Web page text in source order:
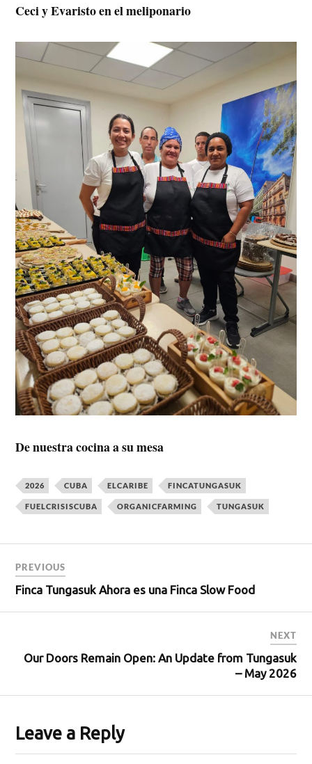
Ceci y Evaristo en el meliponario
De nuestra cocina a su mesa
2026 CUBA ELCARIBE FINCATUNGASUK
FUELCRISISCUBA ORGANICFARMING TUNGASUK
PREVIOUS
Finca Tungasuk Ahora es una Finca Slow Food
NEXT
Our Doors Remain Open: An Update from Tungasuk
– May 2026
Leave a Reply